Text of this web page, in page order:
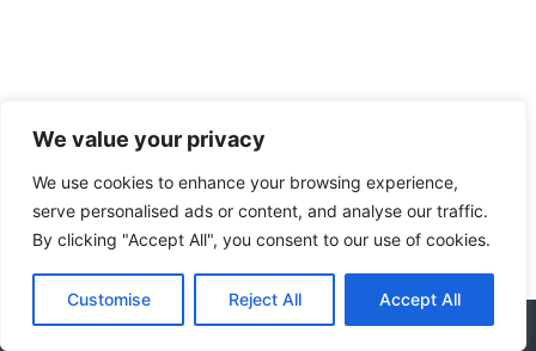
We value your privacy
We use cookies to enhance your browsing experience,
serve personalised ads or content, and analyse our traffic.
By clicking "Accept All", you consent to our use of cookies.
Customise Reject All Accept All